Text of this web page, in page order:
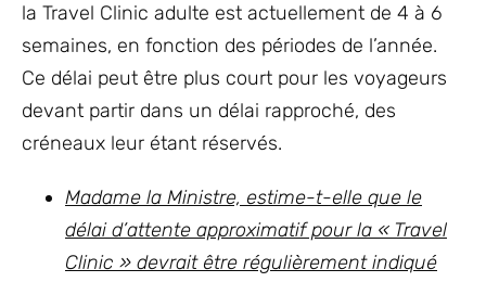
la Travel Clinic adulte est actuellement de 4 à 6
semaines, en fonction des périodes de l’année.
Ce délai peut être plus court pour les voyageurs
devant partir dans un délai rapproché, des
créneaux leur étant réservés.
Madame la Ministre, estime-t-elle que le
délai d’attente approximatif pour la « Travel
Clinic » devrait être régulièrement indiqué